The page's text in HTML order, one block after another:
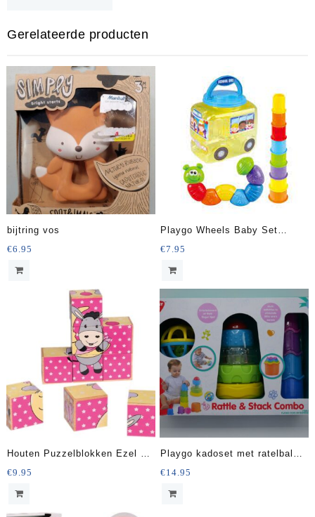
Gerelateerde producten
bijtring vos
€6.95
Playgo Wheels Baby Set
speelbus
€7.95
Houten Puzzelblokken Ezel 9-
delig 14 Cm
€9.95
Playgo kadoset met ratelbal
stapeltoren en bekers.
€14.95